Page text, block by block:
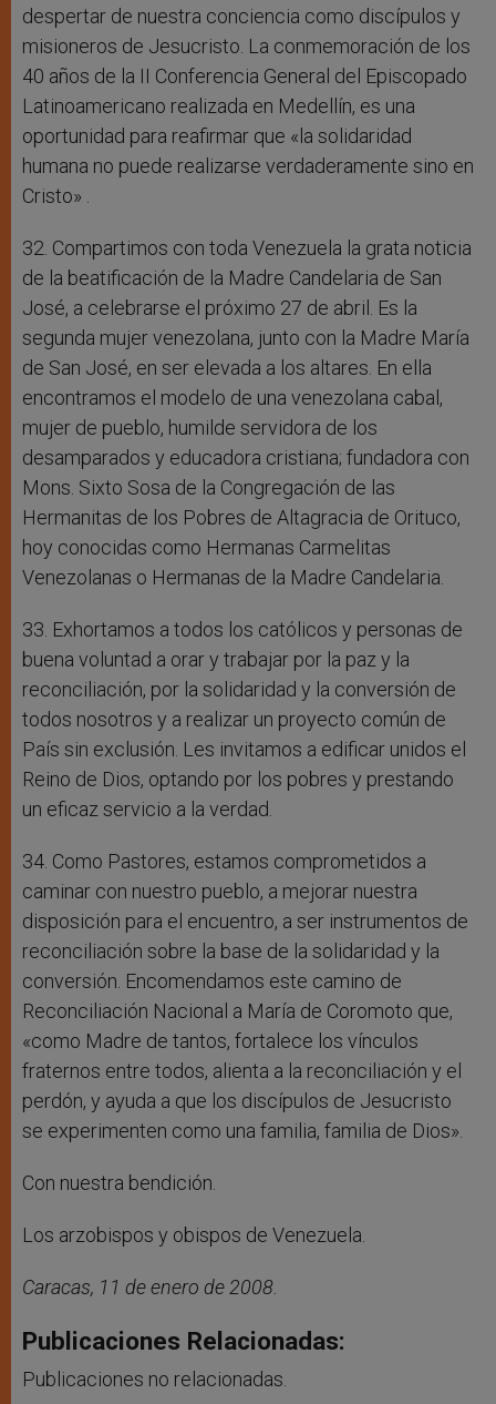
despertar de nuestra conciencia como discípulos y
misioneros de Jesucristo. La conmemoración de los
40 años de la II Conferencia General del Episcopado
Latinoamericano realizada en Medellín, es una
oportunidad para reafirmar que «la solidaridad
humana no puede realizarse verdaderamente sino en
Cristo» .
32. Compartimos con toda Venezuela la grata noticia
de la beatificación de la Madre Candelaria de San
José, a celebrarse el próximo 27 de abril. Es la
segunda mujer venezolana, junto con la Madre María
de San José, en ser elevada a los altares. En ella
encontramos el modelo de una venezolana cabal,
mujer de pueblo, humilde servidora de los
desamparados y educadora cristiana; fundadora con
Mons. Sixto Sosa de la Congregación de las
Hermanitas de los Pobres de Altagracia de Orituco,
hoy conocidas como Hermanas Carmelitas
Venezolanas o Hermanas de la Madre Candelaria.
33. Exhortamos a todos los católicos y personas de
buena voluntad a orar y trabajar por la paz y la
reconciliación, por la solidaridad y la conversión de
todos nosotros y a realizar un proyecto común de
País sin exclusión. Les invitamos a edificar unidos el
Reino de Dios, optando por los pobres y prestando
un eficaz servicio a la verdad.
34. Como Pastores, estamos comprometidos a
caminar con nuestro pueblo, a mejorar nuestra
disposición para el encuentro, a ser instrumentos de
reconciliación sobre la base de la solidaridad y la
conversión. Encomendamos este camino de
Reconciliación Nacional a María de Coromoto que,
«como Madre de tantos, fortalece los vínculos
fraternos entre todos, alienta a la reconciliación y el
perdón, y ayuda a que los discípulos de Jesucristo
se experimenten como una familia, familia de Dios».
Con nuestra bendición.
Los arzobispos y obispos de Venezuela.
Caracas, 11 de enero de 2008.
Publicaciones Relacionadas:
Publicaciones no relacionadas.